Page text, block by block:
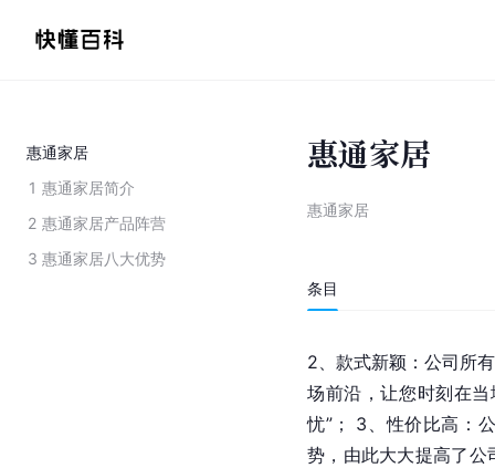
惠通家居
1 惠通家居简介
2 惠通家居产品阵营
3 惠通家居八大优势
惠通家居
惠通家居
条目
2、款式新颖：公司所
场前沿，让您时刻在
忧”； 3、性价比高：
势，由此大大提高了公